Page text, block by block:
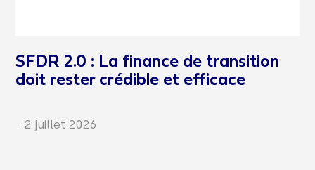
SFDR 2.0 : La finance de transition
doit rester crédible et efficace
· 2 juillet 2026